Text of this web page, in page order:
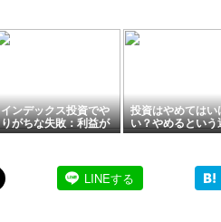
インデックス投資でや
りがちな失敗：利益が
出たら売りたくなる
投資はやめてはい
い？やめるという
肢について考えて
LINEする